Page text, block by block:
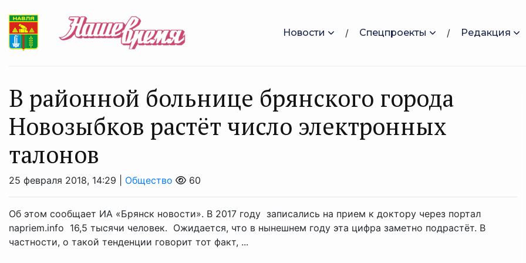
Новости Спецпроекты Редакция
В районной больнице брянского города
Новозыбков растёт число электронных
талонов
25 февраля 2018, 14:29 | Общество 60
Об этом сообщает ИА «Брянск новости». В 2017 году записались на прием к доктору через портал
napriem.info 16,5 тысячи человек. Ожидается, что в нынешнем году эта цифра заметно подрастёт. В
частности, о такой тенденции говорит тот факт, ...